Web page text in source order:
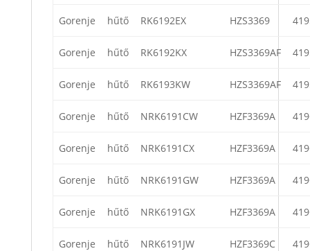
Gorenje hűtő RK6192EX HZS3369
Gorenje hűtő RK6192KX HZS3369AF
Gorenje hűtő RK6193KW HZS3369AF
Gorenje hűtő NRK6191CW HZF3369A
Gorenje hűtő NRK6191CX HZF3369A
Gorenje hűtő NRK6191GW HZF3369A
Gorenje hűtő NRK6191GX HZF3369A
Gorenje hűtő NRK6191JW HZF3369C